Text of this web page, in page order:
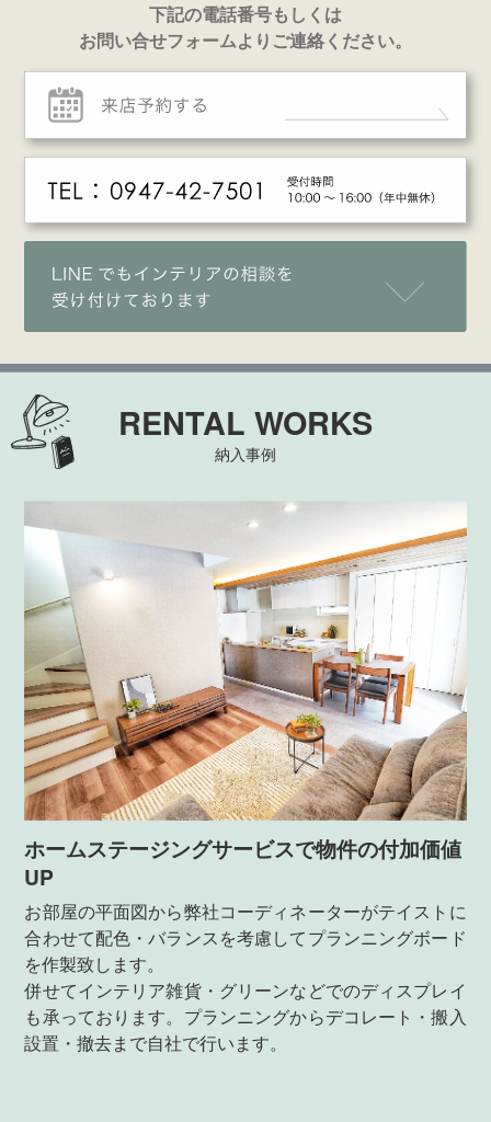
下記の電話番号もしくは
お問い合せフォームよりご連絡ください。
RENTAL WORKS
納入事例
ホームステージングサービスで物件の付加価値
UP
お部屋の平面図から弊社コーディネーターがテイストに
合わせて配色・バランスを考慮してプランニングボード
を作製致します。
併せてインテリア雑貨・グリーンなどでのディスプレイ
も承っております。プランニングからデコレート・搬入
設置・撤去まで自社で行います。